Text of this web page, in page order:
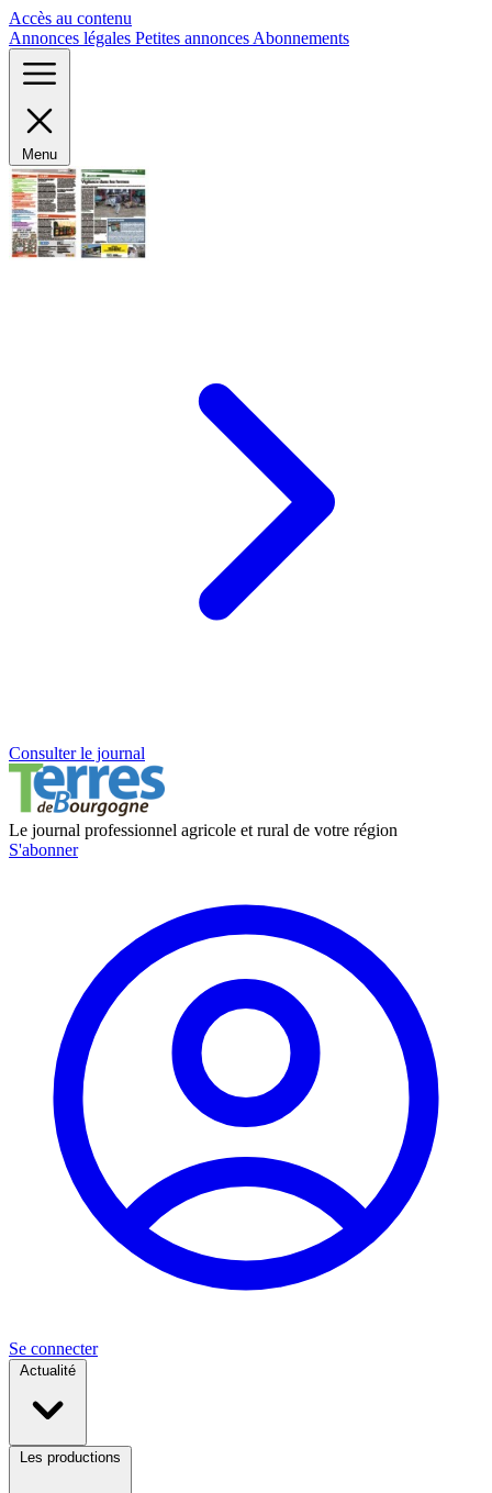
Accès au contenu
Annonces légales Petites annonces Abonnements
Menu
Consulter le journal
Le journal professionnel agricole et rural de votre région
S'abonner
Se connecter
Actualité
Les productions
Panneau de gestion des cookies